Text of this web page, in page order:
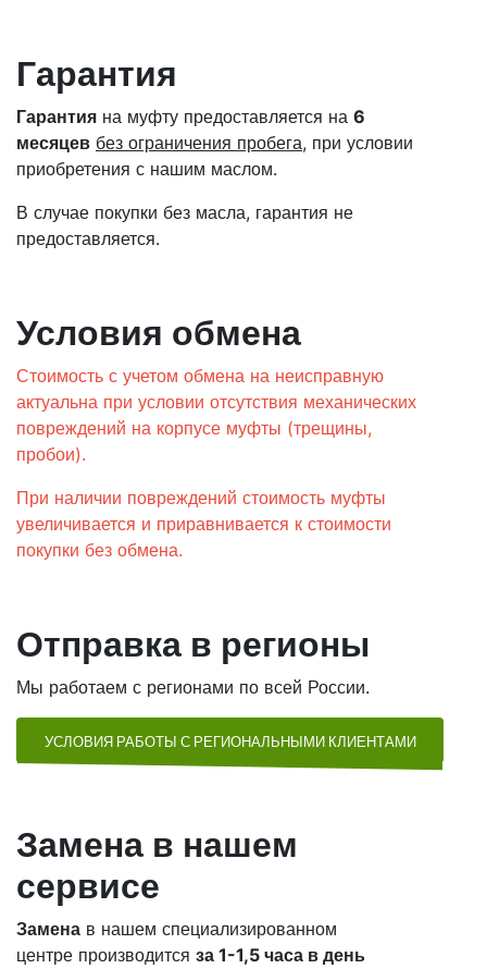
Гарантия
Гарантия на муфту предоставляется на 6
месяцев без ограничения пробега, при условии
приобретения с нашим маслом.
В случае покупки без масла, гарантия не
предоставляется.
Условия обмена
Стоимость с учетом обмена на неисправную
актуальна при условии отсутствия механических
повреждений на корпусе муфты (трещины,
пробои).
При наличии повреждений стоимость муфты
увеличивается и приравнивается к стоимости
покупки без обмена.
Отправка в регионы
Мы работаем с регионами по всей России.
УСЛОВИЯ РАБОТЫ С РЕГИОНАЛЬНЫМИ КЛИЕНТАМИ
Замена в нашем
сервисе
Замена в нашем специализированном
центре производится за 1-1,5 часа в день